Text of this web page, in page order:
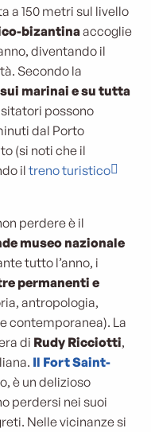
a 150 metri sul livello
bizantinaaccoglie
diventando il
Secondo la
marinai e su tutta
possono
dal Porto
(si noti che il
il treno turistico
perdere è il
museo nazionale
tutto l’anno, i
permanenti e
antropologia,
contemporanea). La
di Rudy Ricciotti,
Il Fort Saint-
è un delizioso
perdersi nei suoi
Nelle vicinanze si